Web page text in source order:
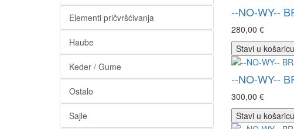
Elementi pričvršćivanja
Haube
Keder / Gume
Ostalo
Sajle
--NO-WY--
280,00 €
Stavi u košaricu
--NO-WY--
300,00 €
Stavi u košaricu